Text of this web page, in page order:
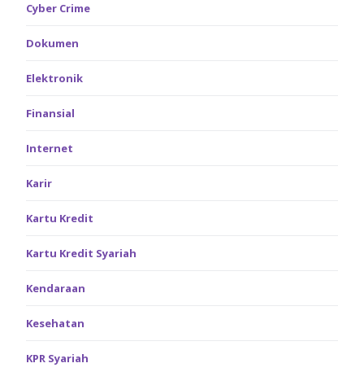
Cyber Crime
Dokumen
Elektronik
Finansial
Internet
Karir
Kartu Kredit
Kartu Kredit Syariah
Kendaraan
Kesehatan
KPR Syariah